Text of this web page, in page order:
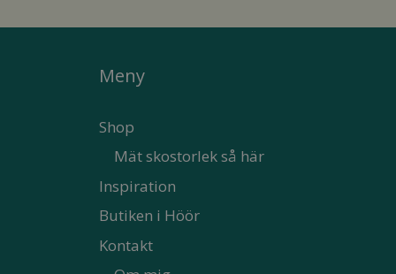
Meny
Shop
Mät skostorlek så här
Inspiration
Butiken i Höör
Kontakt